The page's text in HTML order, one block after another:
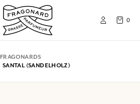
0
FRAGONARDS
SANTAL (SANDELHOLZ)